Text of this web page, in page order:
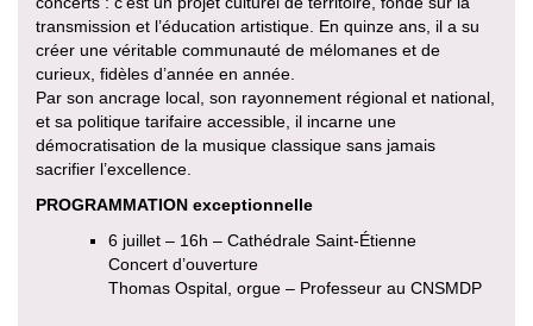
transmission et l’éducation artistique. En quinze ans, il a su
créer une véritable communauté de mélomanes et de
curieux, fidèles d’année en année.
Par son ancrage local, son rayonnement régional et national,
et sa politique tarifaire accessible, il incarne une
démocratisation de la musique classique sans jamais
sacrifier l’excellence.
PROGRAMMATION exceptionnelle
6 juillet – 16h – Cathédrale Saint-Étienne
Concert d’ouverture
Thomas Ospital, orgue – Professeur au CNSMDP